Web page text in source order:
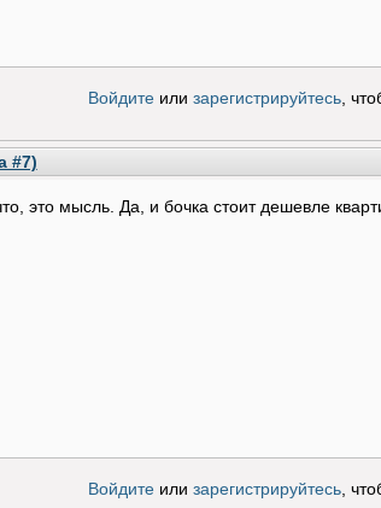
Войдитеили зарегистрируйтесь,
#7)
это мысль. Да, и бочка стоит дешевле
Войдитеили зарегистрируйтесь,